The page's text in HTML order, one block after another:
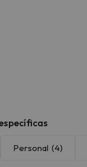
Personal (4)